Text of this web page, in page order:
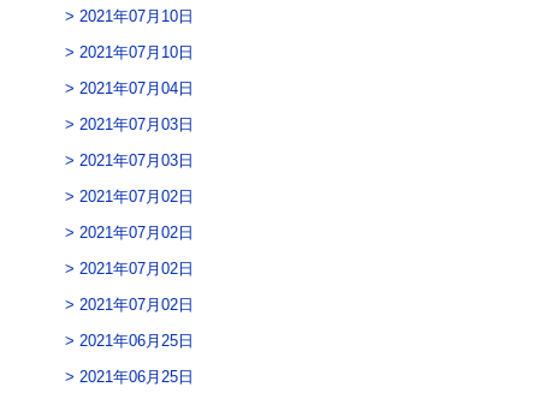
2021年07月10日
2021年07月10日
2021年07月04日
2021年07月03日
2021年07月03日
2021年07月02日
2021年07月02日
2021年07月02日
2021年07月02日
2021年06月25日
2021年06月25日